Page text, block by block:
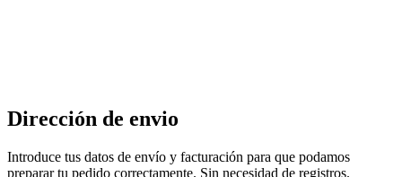
Dirección de envio
Introduce tus datos de envío y facturación para que podamos
preparar tu pedido correctamente. Sin necesidad de registros.